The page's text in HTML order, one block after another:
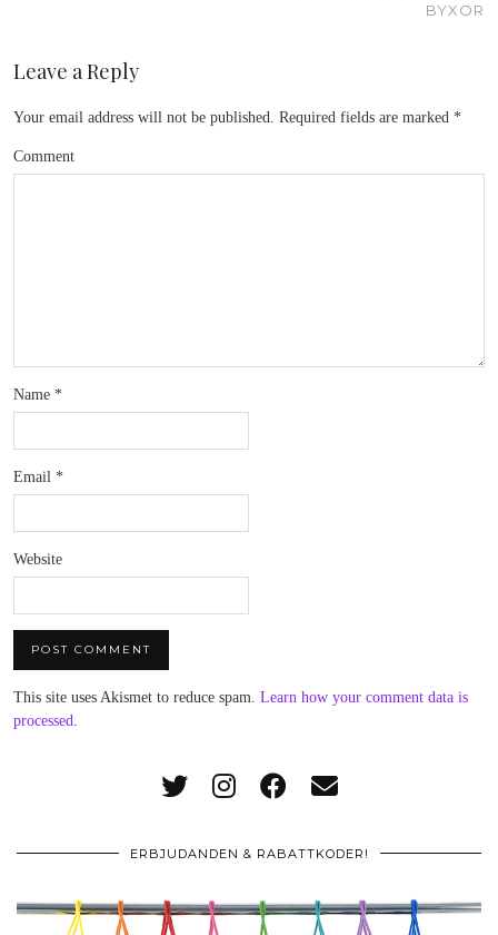
BYXOR
Leave a Reply
Your email address will not be published. Required fields are marked *
Comment
Name *
Email *
Website
This site uses Akismet to reduce spam. Learn how your comment data is
processed.
ERBJUDANDEN & RABATTKODER!